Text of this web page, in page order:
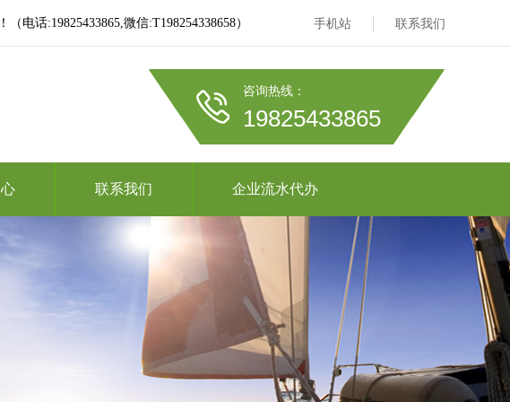
电话:19825433865,微信:T198254338658） 手机站 联系我们
咨询热线：
19825433865
联系我们 企业流水代办